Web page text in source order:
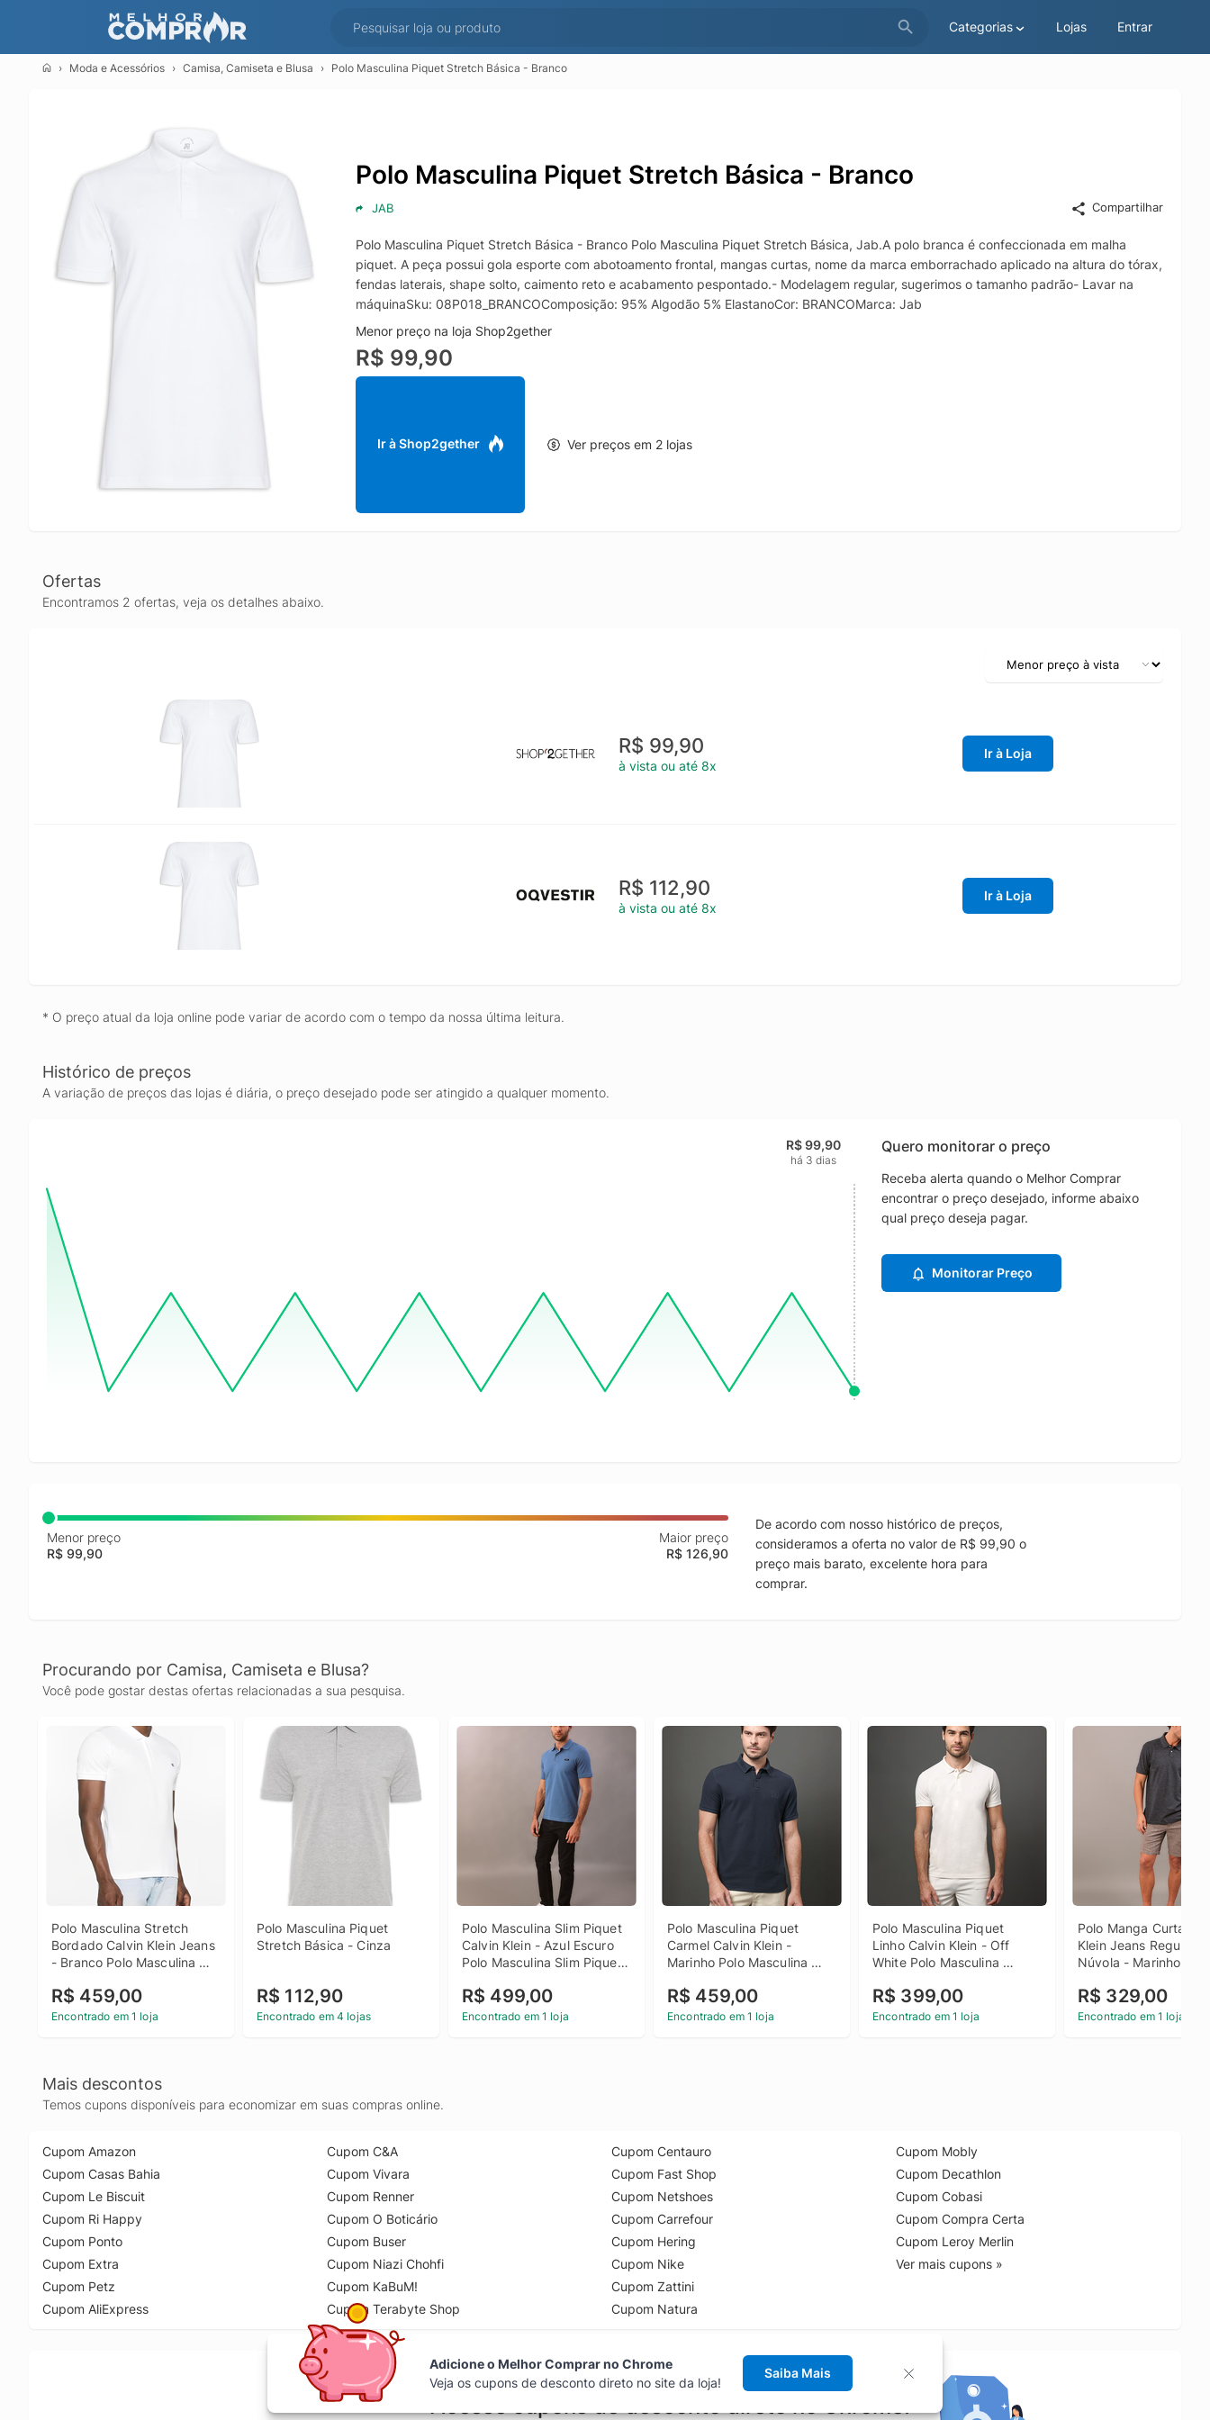
Categorias Lojas Entrar
Moda e Acessórios Camisa, Camiseta e Blusa Polo Masculina Piquet Stretch Básica - Branco
Polo Masculina Piquet Stretch Básica - Branco
JAB Compartilhar
Polo Masculina Piquet Stretch Básica - Branco Polo Masculina Piquet Stretch Básica, Jab.A polo branca é confeccionada em malha
piquet. A peça possui gola esporte com abotoamento frontal, mangas curtas, nome da marca emborrachado aplicado na altura do tórax,
fendas laterais, shape solto, caimento reto e acabamento pespontado.- Modelagem regular, sugerimos o tamanho padrão- Lavar na
máquinaSku: 08P018_BRANCOComposição: 95% Algodão 5% ElastanoCor: BRANCOMarca: Jab
Menor preço na loja Shop2gether
R$ 99,90
Ir à Shop2gether Ver preços em 2 lojas
Ofertas
Encontramos 2 ofertas, veja os detalhes abaixo.
R$ 99,90
à vista ou até 8x
Ir à Loja
R$ 112,90
à vista ou até 8x
Ir à Loja
* O preço atual da loja online pode variar de acordo com o tempo da nossa última leitura.
Histórico de preços
A variação de preços das lojas é diária, o preço desejado pode ser atingido a qualquer momento.
R$ 99,90
há 3 dias
Quero monitorar o preço
Receba alerta quando o Melhor Comprar
encontrar o preço desejado, informe abaixo
qual preço deseja pagar.
Monitorar Preço
Menor preço
R$ 99,90
Maior preço
R$ 126,90
De acordo com nosso histórico de preços,
consideramos a oferta no valor de R$ 99,90 o
preço mais barato, excelente hora para
comprar.
Procurando por Camisa, Camiseta e Blusa?
Você pode gostar destas ofertas relacionadas a sua pesquisa.
Polo Masculina Stretch
Bordado Calvin Klein Jeans
- Branco Polo Masculina
Klein Jeans Branco Ggg
R$ 459,00
Encontrado em 1 loja
Polo Masculina Piquet
Stretch Básica - Cinza
R$ 112,90
Encontrado em 4 lojas
Polo Masculina Slim Piquet
Calvin Klein - Azul Escuro
Polo Masculina Slim Piquet
R$ 499,00
Encontrado em 1 loja
Polo Masculina Piquet
Carmel Calvin Klein -
Marinho Polo Masculina
Marinho Pp
R$ 459,00
Encontrado em 1 loja
Polo Masculina Piquet
Linho Calvin Klein - Off
White Polo Masculina
Off White Gg
R$ 399,00
Encontrado em 1 loja
Polo Manga Curta
Klein Jeans Regular
Núvola - Marinho Polo
Jeans Regular Piquet
Núvola Marinho Pp
R$ 329,00
Encontrado em 1 loja
Mais descontos
Temos cupons disponíveis para economizar em suas compras online.
Cupom Amazon
Cupom Casas Bahia
Cupom Le Biscuit
Cupom Ri Happy
Cupom Ponto
Cupom Extra
Cupom Petz
Cupom AliExpress
Cupom C&A
Cupom Vivara
Cupom Renner
Cupom O Boticário
Cupom Buser
Cupom Niazi Chohfi
Cupom KaBuM!
Cupom Terabyte Shop
Cupom Centauro
Cupom Fast Shop
Cupom Netshoes
Cupom Carrefour
Cupom Hering
Cupom Nike
Cupom Zattini
Cupom Natura
Cupom Mobly
Cupom Decathlon
Cupom Cobasi
Cupom Compra Certa
Cupom Leroy Merlin
Ver mais cupons »
Acesse cupons de desconto direto no Chrome!
Adicione o Melhor Comprar no Chrome
Veja os cupons de desconto direto no site da loja!
Saiba Mais